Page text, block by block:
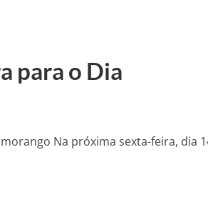
para o Dia
Na próxima sexta-feira, dia